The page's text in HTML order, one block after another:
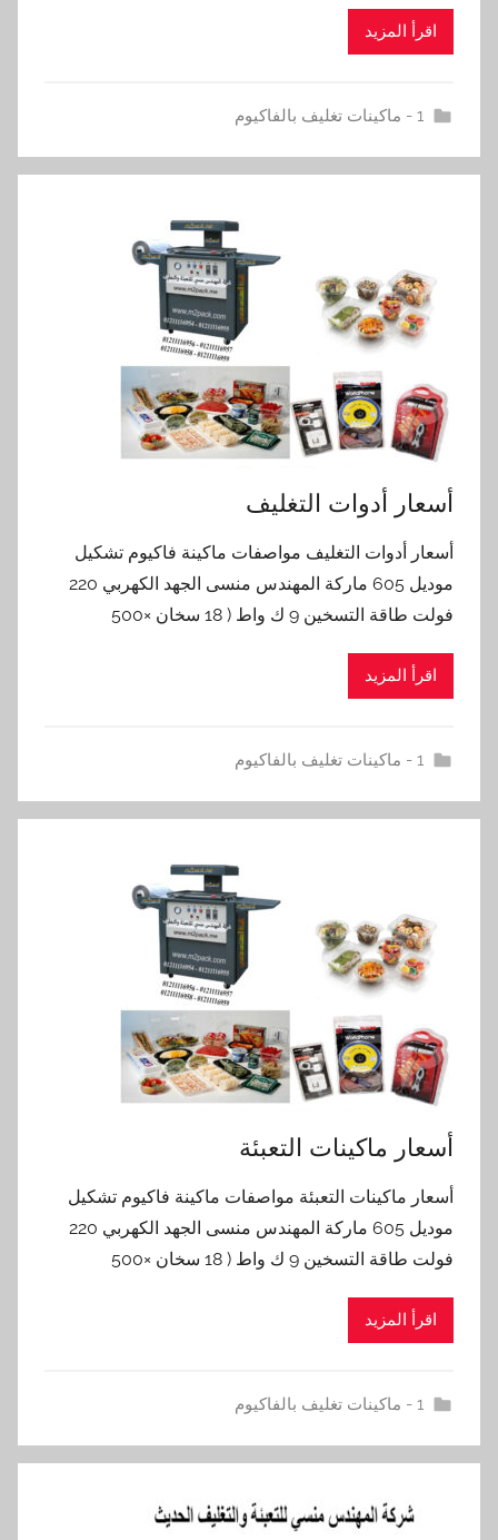
اقرأ المزيد
1 - ماكينات تغليف بالفاكيوم
أسعار أدوات التغليف
أسعار أدوات التغليف مواصفات ماكينة فاكيوم تشكيل
موديل 605 ماركة المهندس منسى الجهد الكهربي 220
فولت طاقة التسخين 9 ك واط ( 18 سخان ×500
اقرأ المزيد
1 - ماكينات تغليف بالفاكيوم
أسعار ماكينات التعبئة
أسعار ماكينات التعبئة مواصفات ماكينة فاكيوم تشكيل
موديل 605 ماركة المهندس منسى الجهد الكهربي 220
فولت طاقة التسخين 9 ك واط ( 18 سخان ×500
اقرأ المزيد
1 - ماكينات تغليف بالفاكيوم